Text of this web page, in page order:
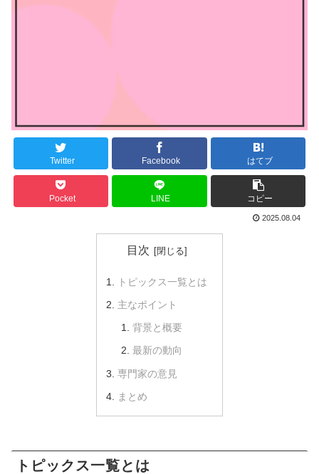
Twitter Facebook はてブ
Pocket LINE コピー
2025.08.04
目次
トピックス一覧とは
主なポイント
背景と概要
最新の動向
専門家の意見
まとめ
トピックス一覧とは